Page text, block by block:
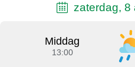
zaterdag, 8
Middag
13:00